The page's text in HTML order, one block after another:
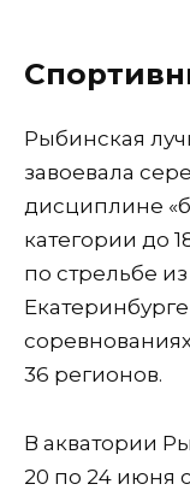
Рыбинская
завоевала
дисциплине
категории до
по стрельбе
36 регионов.
В акватории
20 по 24 июня